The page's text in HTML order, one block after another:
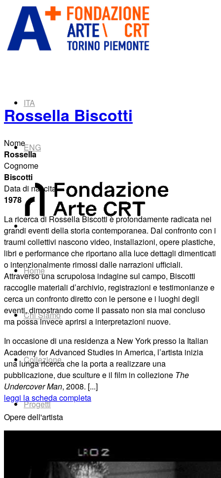
ITA
ENG
Home
Chi Siamo
Collezione
Progetti
Rossella Biscotti
Nome
Rossella
Cognome
Biscotti
Data di nascita
1978
La ricerca di Rossella Biscotti è profondamente radicata nei
grandi eventi della storia contemporanea. Dal confronto con i
traumi collettivi nascono video, installazioni, opere plastiche,
libri e performance che riportano alla luce dettagli dimenticati
o intenzionalmente rimossi dalle narrazioni ufficiali.
Attraverso una scrupolosa indagine sul campo, Biscotti
raccoglie materiali d’archivio, registrazioni e testimonianze e
cerca un confronto diretto con le persone e i luoghi degli
eventi, dimostrando come il passato non sia mai concluso
ma possa invece aprirsi a interpretazioni nuove.
In occasione di una residenza a New York presso la Italian
Academy for Advanced Studies in America, l’artista inizia
una lunga ricerca che la porta a realizzare una
pubblicazione, due sculture e il film in collezione The
Undercover Man, 2008. [...]
leggi la scheda completa
Opere dell'artista